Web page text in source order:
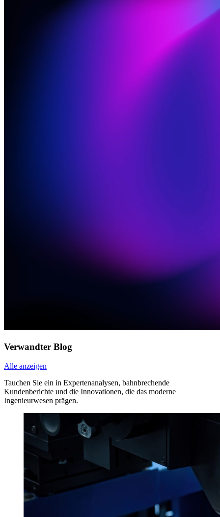
Verwandter Blog
Alle anzeigen
Tauchen Sie ein in Expertenanalysen, bahnbrechende
Kundenberichte und die Innovationen, die das moderne
Ingenieurwesen prägen.